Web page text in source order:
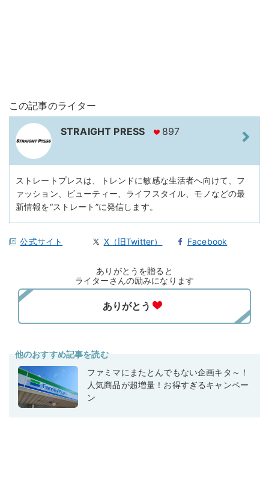
この記事のライター
STRAIGHT PRESS 897
ストレートプレスは、トレンドに敏感な生活者へ向けて、フ
ァッション、ビューティー、ライフスタイル、モノなどの最
新情報を“ストレート”に発信します。
公式サイト X（旧Twitter） Facebook
ありがとうを贈ると
ライターさんの励みになります
他のおすすめ記事を読む
ファミマにまたとんでもない企画キタ～！
人気商品が超増量！お得すぎるキャンペー
ン